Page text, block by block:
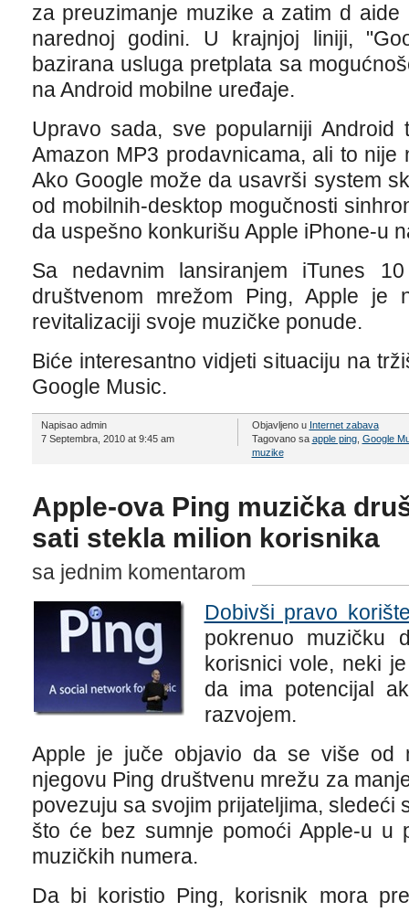
za preuzimanje muzike a zatim d
narednoj godini. U krajnjoj liniji,
bazirana usluga pretplata sa
na Android mobilne uređaje.
Upravo sada, sve popularniji Android
Amazon MP3 prodavnicama, ali to nije
Ako Google može da usavrši system
od mobilnih-desktop mogučnosti
da uspešno konkurišu Apple iPhone-u
Sa nedavnim lansiranjem iTunes
društvenom mrežom Ping, Apple je
revitalizaciji svoje muzičke ponude.
Biće interesantno vidjeti situaciju na
Google Music.
Napisao admin
7 Septembra, 2010 at 9:45 am
Objavljeno u Internet zabava
Tagovano sa apple ping, Google
muzike
Apple-ova Ping muzička
sati stekla milion korisnika
sa jednim komentarom
Dobivši pravo
pokrenuo muzičku
korisnici vole, neki
da ima potencijal
razvojem.
Apple je juče objavio da se više od
njegovu Ping društvenu mrežu za
povezuju sa svojim prijateljima, sledeći
što će bez sumnje pomoći Apple-u u
muzičkih numera.
Da bi koristio Ping, korisnik mora